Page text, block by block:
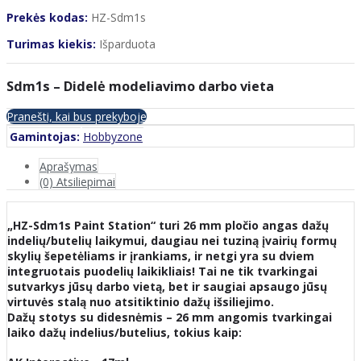
Prekės kodas: HZ-Sdm1s
Turimas kiekis: Išparduota
Sdm1s – Didelė modeliavimo darbo vieta
Pranešti, kai bus prekyboje
Gamintojas: Hobbyzone
Aprašymas
(0) Atsiliepimai
„HZ-Sdm1s Paint Station“ turi 26 mm pločio angas dažų
indelių/butelių laikymui, daugiau nei tuziną įvairių formų
skylių šepetėliams ir įrankiams, ir netgi yra su dviem
integruotais puodelių laikikliais! Tai ne tik tvarkingai
sutvarkys jūsų darbo vietą, bet ir saugiai apsaugo jūsų
virtuvės stalą nuo atsitiktinio dažų išsiliejimo.
Dažų stotys su didesnėmis – 26 mm angomis tvarkingai
laiko dažų indelius/butelius, tokius kaip: